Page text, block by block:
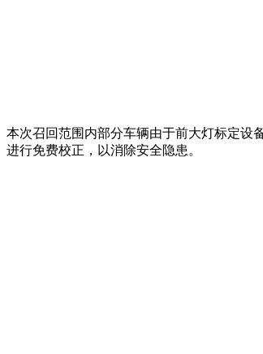
本次召回范围内部分车辆由于前大灯标定设
进行免费校正，以消除安全隐患。